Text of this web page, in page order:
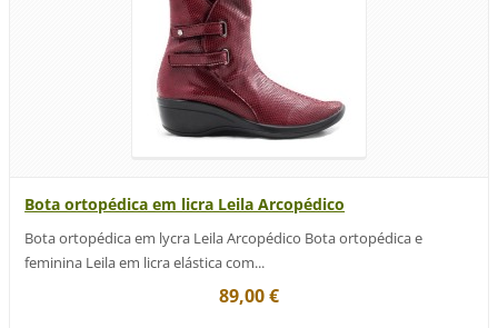
Bota ortopédica em licra Leila Arcopédico
Bota ortopédica em lycra Leila Arcopédico Bota ortopédica e
feminina Leila em licra elástica com...
89,00 €